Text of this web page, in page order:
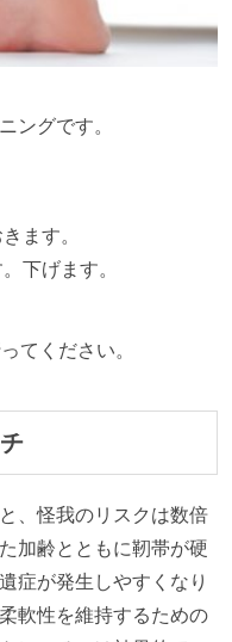
ングです。
ます。
下げます。
てください。
、怪我のリスクは数倍
加齢とともに靭帯が硬
症が発生しやすくなり
軟性を維持するための